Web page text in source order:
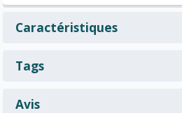
Caractéristiques
Tags
Avis